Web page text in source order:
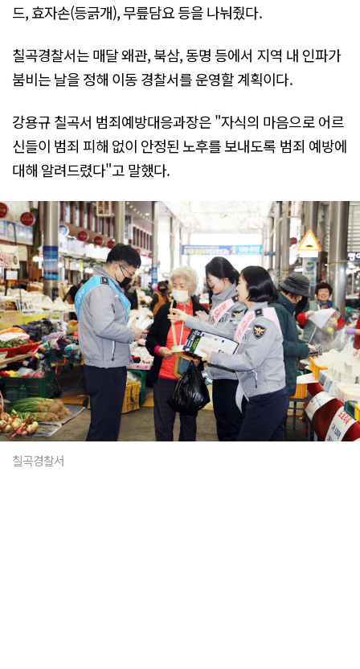
드, 효자손(등긁개), 무릎담요 등을 나눠줬다.
칠곡경찰서는 매달 왜관, 북삼, 동명 등에서 지역 내 인파가
붐비는 날을 정해 이동 경찰서를 운영할 계획이다.
강용규 칠곡서 범죄예방대응과장은 "자식의 마음으로 어르
신들이 범죄 피해 없이 안정된 노후를 보내도록 범죄 예방에
대해 알려드렸다"고 말했다.
칠곡경찰서